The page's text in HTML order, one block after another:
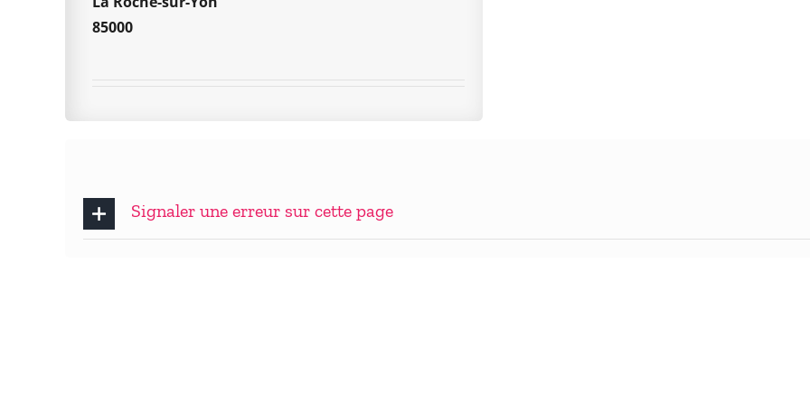
85000
Signaler une erreur sur cette page